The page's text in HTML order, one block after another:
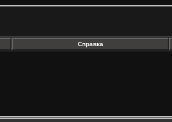
Справка